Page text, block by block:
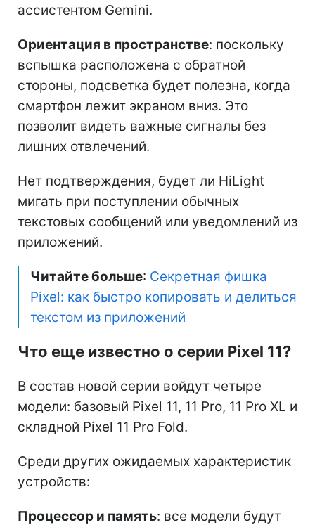
ассистентом Gemini.
Ориентация в пространстве: поскольку
вспышка расположена с обратной
стороны, подсветка будет полезна, когда
смартфон лежит экраном вниз. Это
позволит видеть важные сигналы без
лишних отвлечений.
Нет подтверждения, будет ли HiLight
мигать при поступлении обычных
текстовых сообщений или уведомлений из
приложений.
Читайте больше: Секретная фишка
Pixel: как быстро копировать и делиться
текстом из приложений
Что еще известно о серии Pixel 11?
В состав новой серии войдут четыре
модели: базовый Pixel 11, 11 Pro, 11 Pro XL и
складной Pixel 11 Pro Fold.
Среди других ожидаемых характеристик
устройств:
Процессор и память: все модели будут